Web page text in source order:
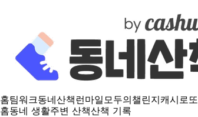
홈팀워크동네산책 런마일모두의챌린지캐시로또
홈동네 생활주변 산책산책 기록